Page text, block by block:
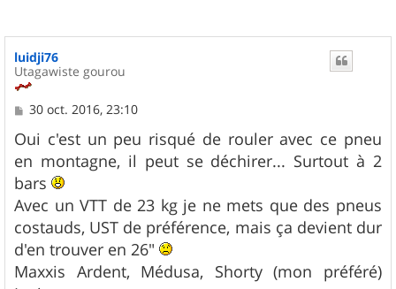
luidji76
Utagawiste gourou
M
s
s
a
g
e
30 oct. 2016, 23:10
Oui c'est un peu risqué de rouler avec ce pneu
en montagne, il peut se déchirer... Surtout à 2
bars
Avec un VTT de 23 kg je ne mets que des pneus
costauds, UST de préférence, mais ça devient dur
d'en trouver en 26"
Maxxis Ardent, Médusa, Shorty (mon préféré)